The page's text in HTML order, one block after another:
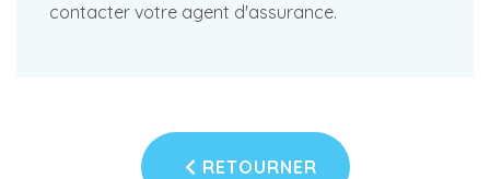
contacter votre agent d'assurance.
RETOURNER